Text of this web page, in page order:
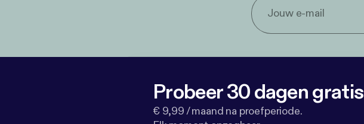
Probeer 30 dagen gratis
€ 9,99 / maand na proefperiode.